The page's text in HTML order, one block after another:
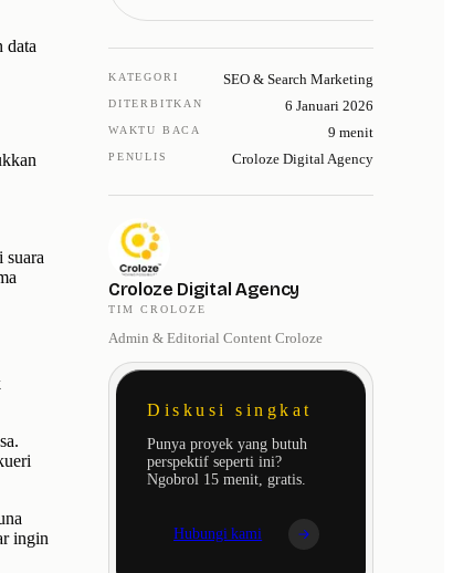
data
suara
ingin
KATEGORI SEO & Search Marketing
DITERBITKAN 6 Januari 2026
WAKTU BACA 9 menit
PENULIS Croloze Digital Agency
Croloze Digital Agency
TIM CROLOZE
Admin & Editorial Content Croloze
Diskusi singkat
Punya proyek yang butuh
perspektif seperti ini?
Ngobrol 15 menit, gratis.
Hubungi kami